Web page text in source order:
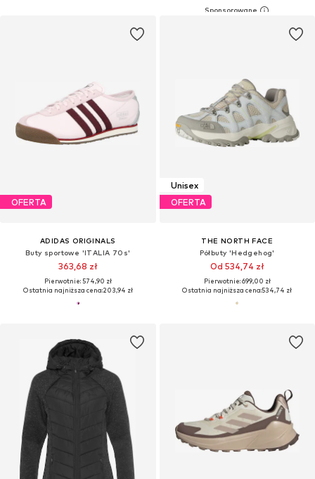
OFERTA
ADIDAS ORIGINALS
Buty sportowe 'ITALIA 70s'
363,68 zł
Pierwotnie: 574,90 zł
Ostatnia najniższa cena:203,94 zł
Unisex
OFERTA
THE NORTH FACE
Półbuty 'Hedgehog'
Od 534,74 zł
Pierwotnie: 699,00 zł
Ostatnia najniższa cena:534,74 zł